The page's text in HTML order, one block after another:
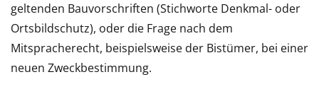
geltenden Bauvorschriften (Stichworte Denkmal- oder
Ortsbildschutz), oder die Frage nach dem
Mitspracherecht, beispielsweise der Bistümer, bei einer
neuen Zweckbestimmung.